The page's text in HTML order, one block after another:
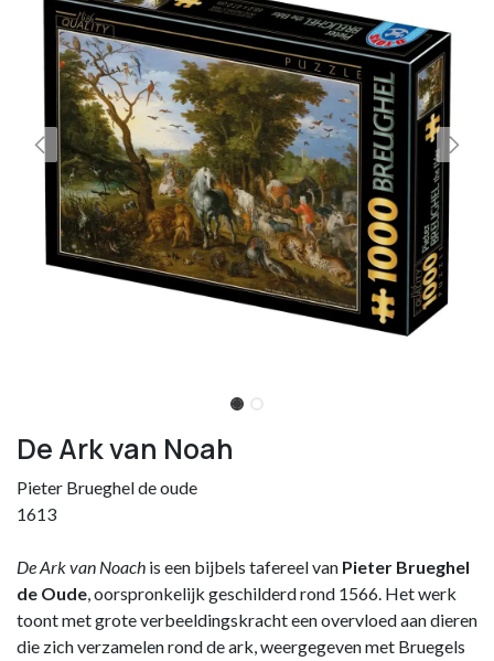
De Ark van Noah
Pieter Brueghel de oude
1613
De Ark van Noach is een bijbels tafereel van Pieter Brueghel
de Oude, oorspronkelijk geschilderd rond 1566. Het werk
toont met grote verbeeldingskracht een overvloed aan dieren
die zich verzamelen rond de ark, weergegeven met Bruegels